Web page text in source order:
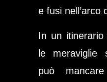
e fusi nell’arco
In un itinerario
le meraviglie
può